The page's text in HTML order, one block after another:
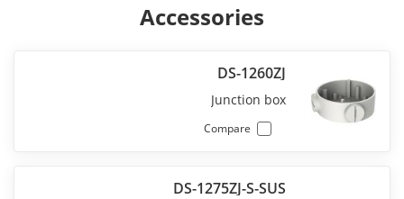
Accessories
DS-1260ZJ
Junction box
Compare
DS-1275ZJ-S-SUS